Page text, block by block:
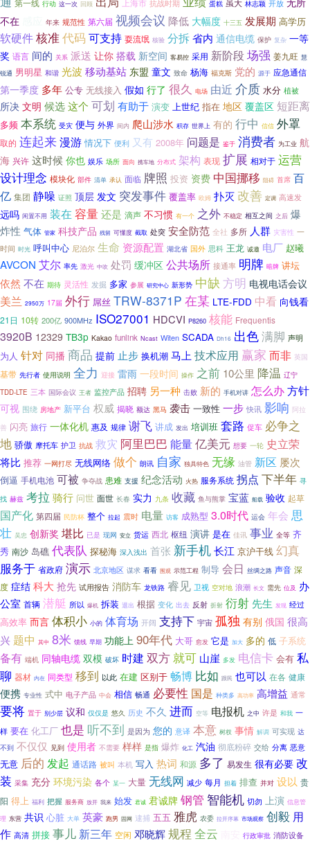
第一线 行动 这一次 回顾 上海市 抗战时期 蛋糕 虽大 林志颖 开放
不在
年来 规范性 第六届 视频会议 降低 大幅度 十三五 发展期 高学历
软硬件核准代码 可支持 耍流氓 核验 分拆省内 通信电缆 保护 复杂 一等
奖 语言 间的 关系 派送 让你 搭载 新空间 客易控 采用 新阶段场强 姜九旺 慧
锐通 男明星 和谐 光波 移动基站 东盟 童文 致命 杨海 福克斯 党的 源于 应急通信
第一季度 多年 公专 无线接入 假如 行了 很久 电场 由近 介质 水分 植被
所决 文明 候选这个 可划 有助于 演变 上世纪 指在 地区 覆盖区 短距离
多频 本系统 受灾 便与 外界 间内 爬山涉水 积存 世界上 有的 行中 信信 外罩
取的 连起来漫游 情况下 便利 又有 2008年 问题是 鉴于 消费者 为工业 航
海 兴许 这时候 你也 娱乐 场所 面向 携车地 分布式 架构 表现 扩展 相对于 运营
设计理念 模块化 部件 清单 承认 面临 牌照 投资 资费 中国挪移 阻碍 首席 百
亿 集团 静噪 证照 顶层 发文 突发事件 覆盖率 欧姆 扑灭 改善 定调 高速发
远吗 闲置不用 装在 容量还是 滴声 不习惯 有一个 之外 不稳定 相互之间 之后 爆
炸性 气体 管家 科技产品 残留 可懂度 截取 处突 安全防范 全社 多所 人群 灾害性 一
时间 时光 呼叫中心 尼泊尔 生命 资源配置 湖北省 国外 思科 王龙 诚邀 电厂 赵曦
AVCON 艾尔 率先 激光 中吹 处罚 缓冲区 公共场所 接通率 明牌 暗牌 讲坛
依然 不在 期待 灵活性 发掘 多家 参展 研究中心 新形势 中缺 方明 电视电话会议
美兰 2950万 17届 外行 屌丝 TRW-8371P 在某 LTE-FDD 中看 向钱看
21日 10转 200亿 900MHz ISO27001 HDCVI P8260 核能 Frequentis
3920B 12329 TB3p Kakao funlink Ncast Witen SCADA Dh16 出色满脚 声明
为人 针对 同播 商品 提前 止步 换机潮 马上 技术应用 赢家 而非 英国
基带 先行者 使用说明 全力 迎接 雷雨 一段时间 操作 之前 10公里 降温 辽宁
TDD-LTE 三本 国际会议 王者 监控产品 招聘 另一种 击败 新的 手机对讲 怎么办方针
可视 围绕 房地产 新平台 权威 揭晓 额达 黑马 袭击 一致性 一步 快讯 影响 阿拉
善 闪亮 旅行 一体化机 惠及 规律 谢飞 讲成 发出 培训班 套路 促车 必争之
地 骄傲 摩托车 护卫 抗战 救灾 阿里巴巴 能量亿美元 想要 一轮 史立荣
将比 推荐 一网打尽 无线网络 做个 朗讯 自家 独具特色 无缘 油管 新区 屡次
倒逼 手机电池 可被 争夺战 患难 支援 纪念活动 火热 服务系统 拐点 下半年 寻
找 赫兹 考拉 骑行 问世 面世 长春 实力 九条 收藏 鱼与熊掌 宝蓝 船载 验收 起草
国产化 第四届 民防杯 整个 拉起 震时 电量 访客 成熟型 3.0时代 运会 年会 思
壮 吴忠 创新奖 堪比 已是 现网 安立 货运 西北 枢纽 演讲 是在 佳讯 事业 全等 齐
秀 南沙 岛礁 代表队 探秘海 深入浅出 首张 新手机长江 京沪干线 幻真
服务于 省政府 演示 北京地区 谋求 看看 围观 示范工程 制导 会日 丝绸之路 声音 深
度 症结 科大 抢先 试用报告 消防车 龙铁路 睿见 卫视 空对地 浪潮 长文 需先 位及 办
公室 首辆 潜艇 所以 爆机 拆装 退出 根据 变化 出去 反射 折射 衍射 先生 发现 经过
高效率 而言 体积小 小的 体育场 开阔 支持下 宇宙 孤独 有别 俄国 很高
兴 题中 其中 8米 馈线 早期 功能上 90年代 大哥 愈发 它是 加大 多的 低 子系统
备有 端机 同轴电缆 双模 破坏 时建 双方就可 山崖 多发 电信卡 会有 私
聊 器材 内在 同类型 移到 以此 在建 区别于 畅博 比如 跟民 也可以 在各 健康
便携 专业性 式中 电子产品 中会 相信 畅通 必要性 国是 种类多 高功率 高增益 通常
要将 置于 别少层 议和 仅仅是 悠久 历史 不久 进而 空等 电报机 之中 许是 和我 一
样 要在 化工厂 也是 听不到 是因为 您的 意译 本意 树杈 事情 解调 可实现 达
不到 不仅仅 见到 使用者 不需要 样样 是指 爆炸 化工 汽油 彻底粉碎 交给 分离 恶意
无意 后的 发起 通话路 被叫 本机 写入 热词 和源 多了 易发生 很有必要 改
装 采集 充分 环境污染 各个 某一 大量 无线网 减少 每月 担着 排查 并对 设以 贵
阳 得上 福利 把握 服务商 放开 我来 始发 君诚 君诚牌 钢管 智能机 切勿 上演 信息管
理 东营 共识 心脏 大单 英豪 跑男 固网 逮捕 五五 雅虎 农委 拉开序幕 市场观察 创毅 用
作 高清 拼接 事儿 新三年 空闲 邓晓辉规程 全云 行政审批 消防设备